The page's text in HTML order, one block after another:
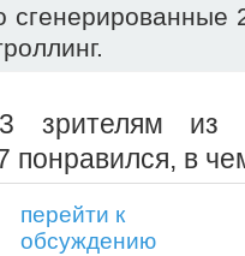
сгенерированные
зрителям из
понравился, в
перейти к
обсуждению